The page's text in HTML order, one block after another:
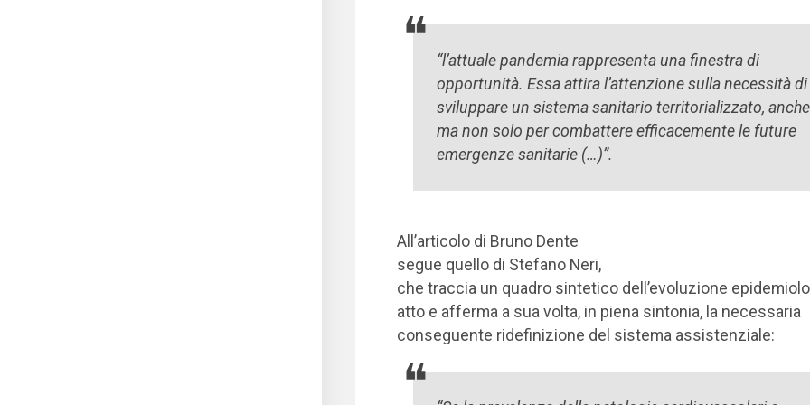
“l’attuale pandemia rappresenta una finestra di
opportunità. Essa attira l’attenzione sulla necessità di
sviluppare un sistema sanitario territorializzato, anche
ma non solo per combattere efficacemente le future
emergenze sanitarie (…)”.
All’articolo di Bruno Dente
segue quello di Stefano Neri,
che traccia un quadro sintetico dell’evoluzione
atto e afferma a sua volta, in piena sintonia, la necessaria
conseguente ridefinizione del sistema assistenziale: